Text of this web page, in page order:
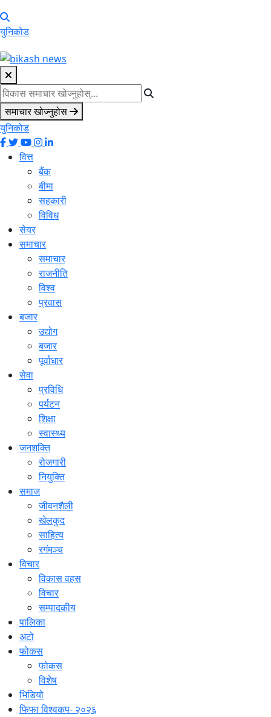
युनिकोड
समाचार खोज्नुहोस
युनिकोड
वित्त
बैंक
बीमा
सहकारी
विविध
सेयर
समाचार
समाचार
राजनीति
विश्व
प्रवास
बजार
उद्योग
बजार
पूर्वाधार
सेवा
प्रविधि
पर्यटन
शिक्षा
स्वास्थ्य
जनशक्ति
रोजगारी
नियुक्ति
समाज
जीवनशैली
खेलकुद
साहित्य
रगंमञ्च
विचार
विकास वहस
विचार
सम्पादकीय
पालिका
अटो
फोकस
फोकस
विशेष
भिडियो
फिफा विश्वकप- २०२६